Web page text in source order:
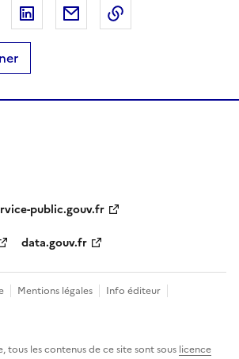
sur Facebook
Partager sur XPartager sur LinkedIn
Partager par email
public.gouv.fr
data.gouv.fr
Mentions légales
Info éditeur
tous les contenus de ce site sont sous licence